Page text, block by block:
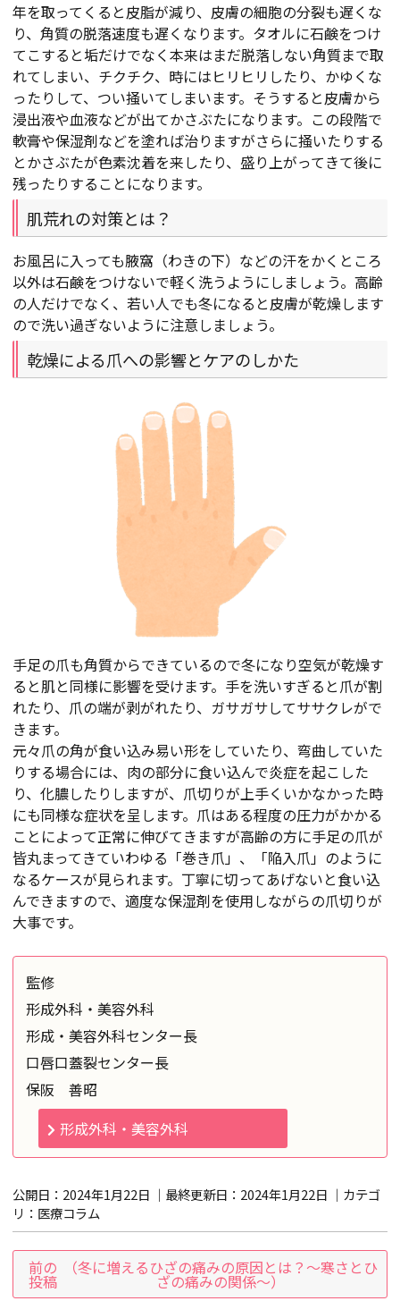
年を取ってくると皮脂が減り、皮膚の細胞の分裂も遅くな
り、角質の脱落速度も遅くなります。タオルに石鹸をつけ
てこすると垢だけでなく本来はまだ脱落しない角質まで取
れてしまい、チクチク、時にはヒリヒリしたり、かゆくな
ったりして、つい掻いてしまいます。そうすると皮膚から
浸出液や血液などが出てかさぶたになります。この段階で
軟膏や保湿剤などを塗れば治りますがさらに掻いたりする
とかさぶたが色素沈着を来したり、盛り上がってきて後に
残ったりすることになります。
肌荒れの対策とは？
お風呂に入っても腋窩（わきの下）などの汗をかくところ
以外は石鹸をつけないで軽く洗うようにしましょう。高齢
の人だけでなく、若い人でも冬になると皮膚が乾燥します
ので洗い過ぎないように注意しましょう。
乾燥による爪への影響とケアのしかた
手足の爪も角質からできているので冬になり空気が乾燥す
ると肌と同様に影響を受けます。手を洗いすぎると爪が割
れたり、爪の端が剥がれたり、ガサガサしてササクレがで
きます。
元々爪の角が食い込み易い形をしていたり、弯曲していた
りする場合には、肉の部分に食い込んで炎症を起こした
り、化膿したりしますが、爪切りが上手くいかなかった時
にも同様な症状を呈します。爪はある程度の圧力がかかる
ことによって正常に伸びてきますが高齢の方に手足の爪が
皆丸まってきていわゆる「巻き爪」、「陥入爪」のように
なるケースが見られます。丁寧に切ってあげないと食い込
んできますので、適度な保湿剤を使用しながらの爪切りが
大事です。
監修
形成外科・美容外科
形成・美容外科センター長
口唇口蓋裂センター長
保阪 善昭
形成外科・美容外科
公開日：2024年1月22日 ｜最終更新日： 2024年1月22日 ｜カテゴ
リ： 医療コラム
前の
投稿
（冬に増えるひざの痛みの原因とは？～寒さとひ
ざの痛みの関係～）